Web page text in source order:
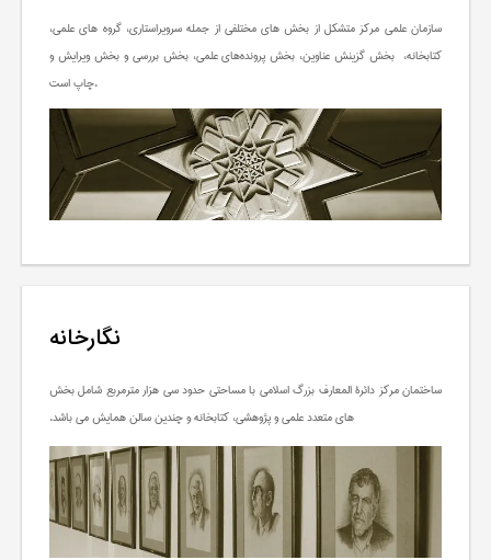
سازمان علمی مرکز متشکل از بخش های مختلفی از جمله سرویراستاری، گروه های علمی،
کتابخانه، بخش گزینش عناوین، بخش پرونده‌های علمی، بخش بررسی و بخش ویرایش و
چاپ است.
نگارخانه
ساختمان مرکز دائرة المعارف بزرگ اسلامی با مساحتی حدود سی هزار مترمربع شامل بخش
های متعدد علمی و پژوهشی، کتابخانه و چندین سالن همایش می باشد.